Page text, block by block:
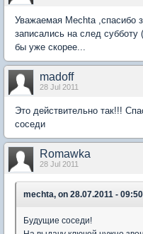
Уважаемая Mechta ,спасибо
записались на след субботу
бы уже скорее...
madoff
28 Jul 2011
Это действительно так!!!
соседи
Romawka
28 Jul 2011
mechta, on 28.07.2011 -
Будущие соседи!